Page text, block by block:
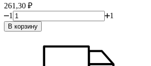
261,30 ₽
1
1
В корзину